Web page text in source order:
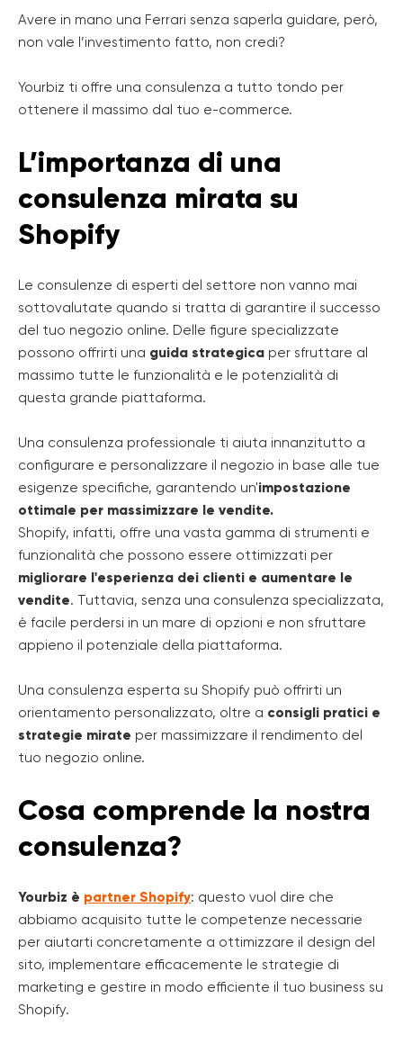
Avere in mano una Ferrari senza saperla guidare, però,
non vale l’investimento fatto, non credi?
Yourbiz ti offre una consulenza a tutto tondo per
ottenere il massimo dal tuo e-commerce.
L’importanza di una
consulenza mirata su
Shopify
Le consulenze di esperti del settore non vanno mai
sottovalutate quando si tratta di garantire il successo
del tuo negozio online. Delle figure specializzate
possono offrirti una guida strategica per sfruttare al
massimo tutte le funzionalità e le potenzialità di
questa grande piattaforma.
Una consulenza professionale ti aiuta innanzitutto a
configurare e personalizzare il negozio in base alle tue
esigenze specifiche, garantendo un'impostazione
ottimale per massimizzare le vendite.
Shopify, infatti, offre una vasta gamma di strumenti e
funzionalità che possono essere ottimizzati per
migliorare l'esperienza dei clienti e aumentare le
vendite. Tuttavia, senza una consulenza specializzata,
è facile perdersi in un mare di opzioni e non sfruttare
appieno il potenziale della piattaforma.
Una consulenza esperta su Shopify può offrirti un
orientamento personalizzato, oltre a consigli pratici e
strategie mirate per massimizzare il rendimento del
tuo negozio online.
Cosa comprende la nostra
consulenza?
Yourbiz è partner Shopify: questo vuol dire che
abbiamo acquisito tutte le competenze necessarie
per aiutarti concretamente a ottimizzare il design del
sito, implementare efficacemente le strategie di
marketing e gestire in modo efficiente il tuo business su
Shopify.